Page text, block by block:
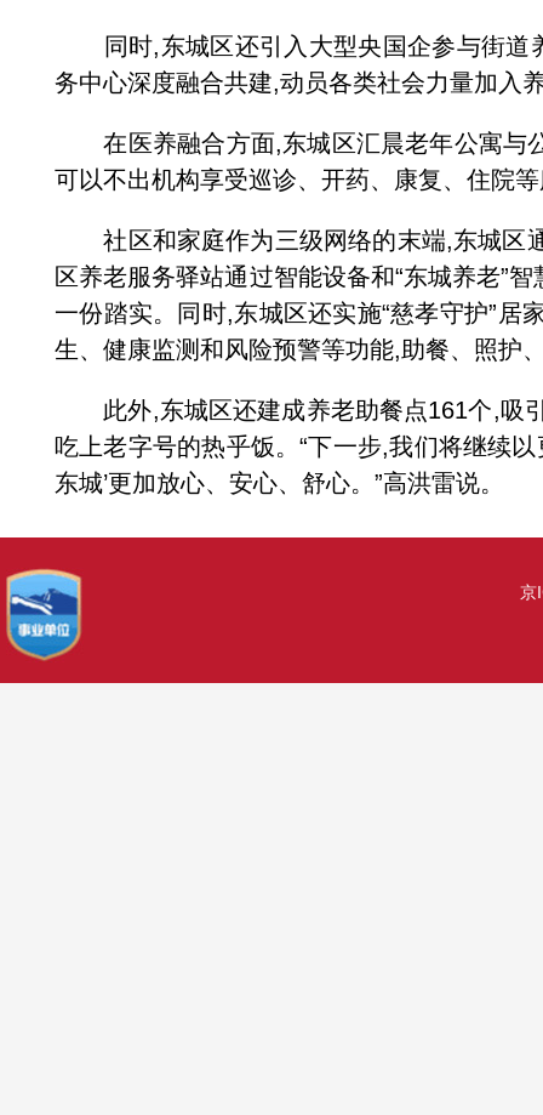
同时,东城区还引入大型央国企参与街道
务中心深度融合共建,动员各类社会力量加入
在医养融合方面,东城区汇晨老年公寓与
可以不出机构享受巡诊、开药、康复、住院
社区和家庭作为三级网络的末端,东城区
区养老服务驿站通过智能设备和“东城养老”智
一份踏实。同时,东城区还实施“慈孝守护” 居
生、健康监测和风险预警等功能,助餐、照护
此外,东城区还建成养老助餐点161个,吸
吃上老字号的热乎饭。“下一步,我们将继续
东城’更加放心、安心、舒心。”高洪雷说。
京